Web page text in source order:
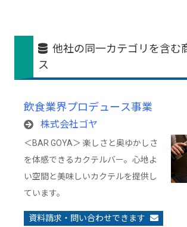
他社の同一カテゴリを含む
ス
飲食業界プロデュース事業
株式会社ゴヤ
＜BAR GOYA＞ 楽しさと奥ゆかしさ
を体感できるカクテルバー。心地よ
い空間と美味しいカクテルを提供し
ています。
資料請求・問い合わせできます